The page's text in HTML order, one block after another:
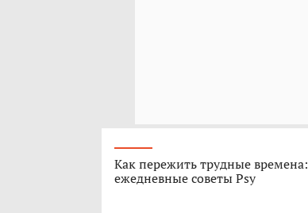
Как пережить трудные времена:
ежедневные советы Psy